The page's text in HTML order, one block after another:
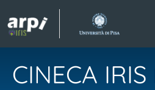
CINECA IRIS